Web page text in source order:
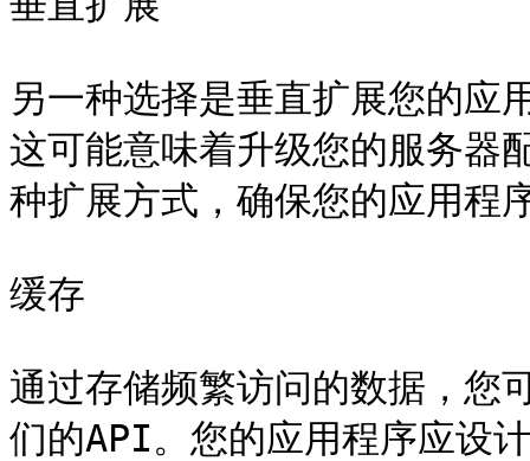
另一种选择是垂直扩展您的应
这可能意味着升级您的服务器
种扩展方式，确保您的应用程
缓存
通过存储频繁访问的数据，您
们的API。您的应用程序应设